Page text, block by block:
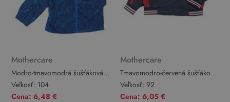
Mothercare
Modro-tmavomodrá šušťáková
jarná bunda s listami a
kapucňou Mothercare
Veľkosť: 104
Cena: 6,48 €
Mothercare
Tmavomodro-červená šušťáková
športová bunda Mothercare
Veľkosť: 92
Cena: 6,05 €